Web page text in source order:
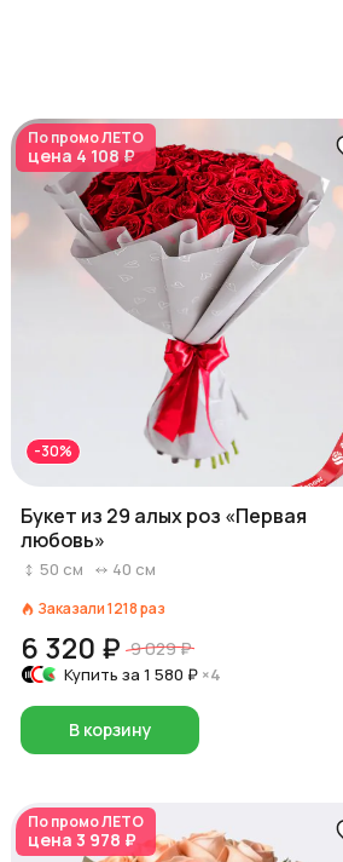
По промоЛЕТО
цена 4 108 ₽
-30%
Букет из 29 алых роз «Первая
любовь»
50 см 40 см
Заказали1218раз
6 320 ₽ 9 029 ₽
Купить за 1 580 ₽ ×4
В корзину
По промоЛЕТО
цена 3 978 ₽